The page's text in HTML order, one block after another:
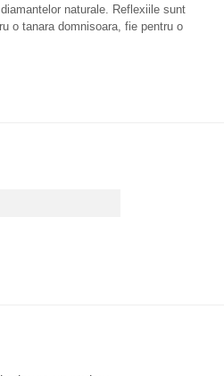
naturale. Reflexiile sunt
o tanara domnisoara, fie pentru o